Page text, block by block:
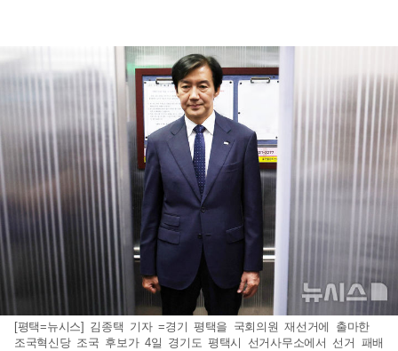
[평택=뉴시스] 김종택 기자 =경기 평택을 국회의원 재선거에 출마한
조국혁신당 조국 후보가 4일 경기도 평택시 선거사무소에서 선거 패배